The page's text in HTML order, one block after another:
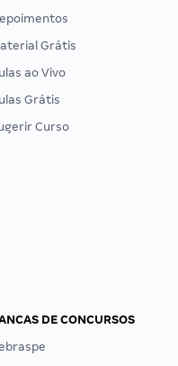
Grátis
ao Vivo
Grátis
Curso
DE CONCURSOS